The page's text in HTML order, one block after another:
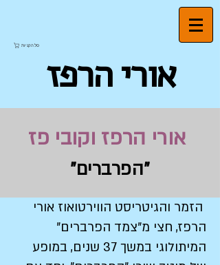
סל הקניות
אורי הרפז
אורי הרפז וקובי פז
"הפרברים"
הזמר והגיטריסט הווירטואוז אורי
הרפז, חצי מ"צמד הפרברים"
המיתולוגי במשך 37 שנים, במופע